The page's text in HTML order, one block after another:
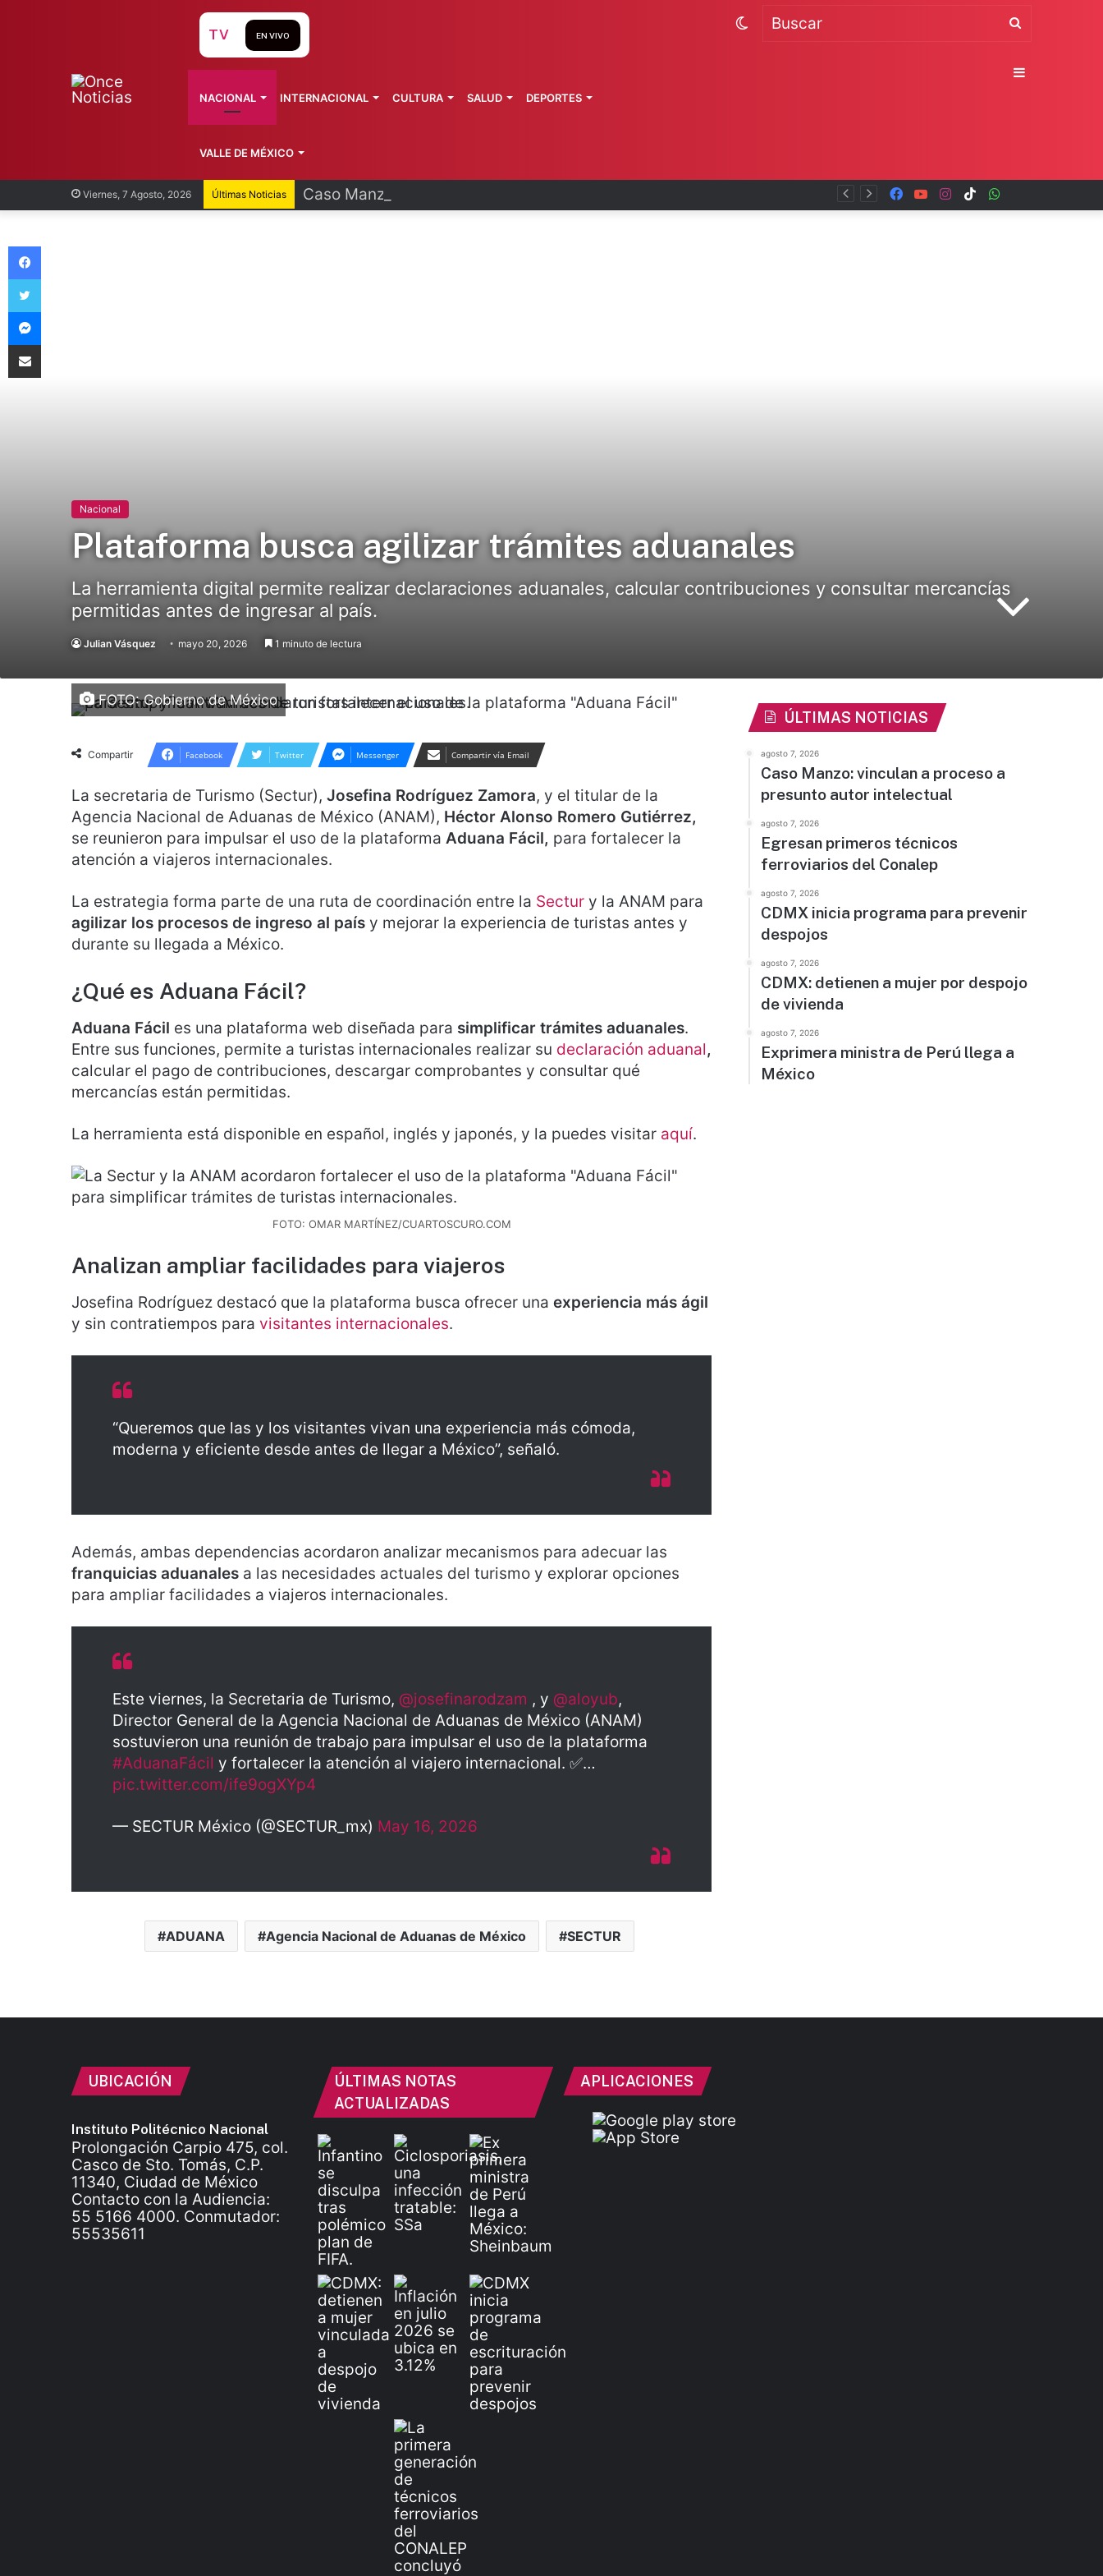
Viernes, 7 Agosto, 2026 Últimas Noticias Caso Manzo: vinculan a proceso a presunto autor intelectual TikTok
Instagram
YouTube
Facebook
TV EN VIVO
NACIONAL INTERNACIONAL CULTURA SALUD DEPORTES
VALLE DE MÉXICO
Buscar
Switch
Sidebar
Nacional
Plataforma busca agilizar trámites aduanales
La herramienta digital permite realizar declaraciones aduanales, calcular contribuciones y consultar mercancías
permitidas antes de ingresar al país.
Julian Vásquez mayo 20, 2026 1 minuto de lectura
FOTO: Gobierno de México
Compartir Facebook Twitter Messenger Compartir vía Email
La secretaria de Turismo (Sectur), Josefina Rodríguez Zamora, y el titular de la
Agencia Nacional de Aduanas de México (ANAM), Héctor Alonso Romero Gutiérrez,
se reunieron para impulsar el uso de la plataforma Aduana Fácil, para fortalecer la
atención a viajeros internacionales.
La estrategia forma parte de una ruta de coordinación entre la Sectur y la ANAM para
agilizar los procesos de ingreso al país y mejorar la experiencia de turistas antes y
durante su llegada a México.
¿Qué es Aduana Fácil?
Aduana Fácil es una plataforma web diseñada para simplificar trámites aduanales.
Entre sus funciones, permite a turistas internacionales realizar su declaración aduanal,
calcular el pago de contribuciones, descargar comprobantes y consultar qué
mercancías están permitidas.
La herramienta está disponible en español, inglés y japonés, y la puedes visitar aquí.
FOTO: OMAR MARTÍNEZ/CUARTOSCURO.COM
Analizan ampliar facilidades para viajeros
Josefina Rodríguez destacó que la plataforma busca ofrecer una experiencia más ágil
y sin contratiempos para visitantes internacionales.
“Queremos que las y los visitantes vivan una experiencia más cómoda,
moderna y eficiente desde antes de llegar a México”, señaló.
Además, ambas dependencias acordaron analizar mecanismos para adecuar las
franquicias aduanales a las necesidades actuales del turismo y explorar opciones
para ampliar facilidades a viajeros internacionales.
Este viernes, la Secretaria de Turismo, @josefinarodzam , y @aloyub,
Director General de la Agencia Nacional de Aduanas de México (ANAM)
sostuvieron una reunión de trabajo para impulsar el uso de la plataforma
#AduanaFácil y fortalecer la atención al viajero internacional. ✅…
pic.twitter.com/ife9ogXYp4
— SECTUR México (@SECTUR_mx) May 16, 2026
ADUANA Agencia Nacional de Aduanas de México SECTUR
ÚLTIMAS NOTICIAS
agosto 7, 2026
Caso Manzo: vinculan a proceso a
presunto autor intelectual
agosto 7, 2026
Egresan primeros técnicos
ferroviarios del Conalep
agosto 7, 2026
CDMX inicia programa para prevenir
despojos
agosto 7, 2026
CDMX: detienen a mujer por despojo
de vivienda
agosto 7, 2026
Exprimera ministra de Perú llega a
México
UBICACIÓN
Instituto Politécnico Nacional
Prolongación Carpio 475, col.
Casco de Sto. Tomás, C.P.
11340, Ciudad de México
Contacto con la Audiencia:
55 5166 4000. Conmutador:
55535611
ÚLTIMAS NOTAS
ACTUALIZADAS
APLICACIONES
Facebook
Twitter
Messenger
Compartir vía Email